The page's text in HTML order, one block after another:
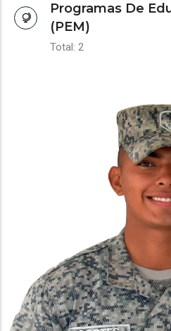
Programas De
(PEM)
Total: 2